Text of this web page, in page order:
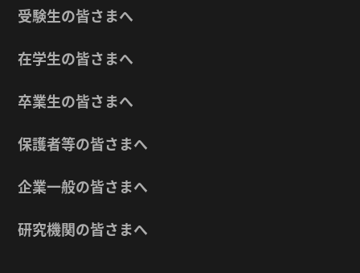
受験生の皆さまへ
在学生の皆さまへ
卒業生の皆さまへ
保護者等の皆さまへ
企業一般の皆さまへ
研究機関の皆さまへ